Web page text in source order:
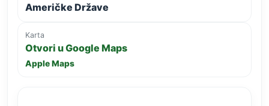
Američke Države
Karta
Otvori u Google Maps
Apple Maps